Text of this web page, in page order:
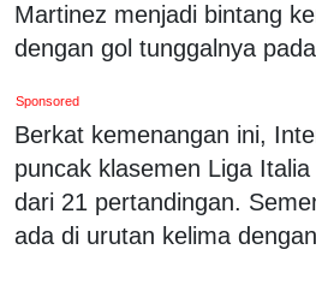
Martinez menjadi bintang
dengan gol tunggalnya
Sponsored
Berkat kemenangan ini,
puncak klasemen Liga
dari 21 pertandingan.
ada di urutan kelima